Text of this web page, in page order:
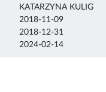
KATARZYNA KULIG
2018-11-09
2018-12-31
2024-02-14